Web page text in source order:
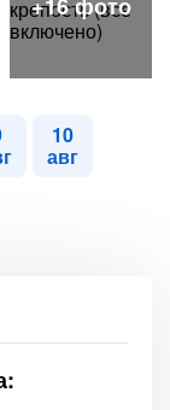
10
авг